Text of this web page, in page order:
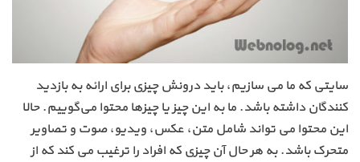
سایتی که ما می سازیم، باید درونش چیزی برای ارائه به بازدید
کنندگان داشته باشد. ما به این چیز یا چیزها محتوا می‌گوییم. حالا
این محتوا می تواند شامل متن، عکس، ویدیو، صوت و تصاویر
متحرک باشد. به هر حال آن چیزی که افراد را ترغیب می کند که از